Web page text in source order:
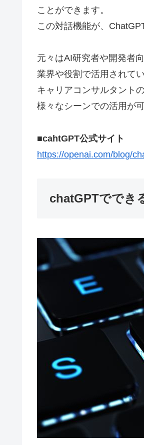
ことができます。
この対話機能が、
元々はAI研究者や開発者
業界や役割で活用されてい
キャリアコンサルタント
様々なシーンでの活用が可
■cahtGPT公式サイト
https://openai.com/blog/
chatGPTででき